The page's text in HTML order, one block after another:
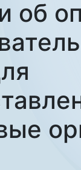
об